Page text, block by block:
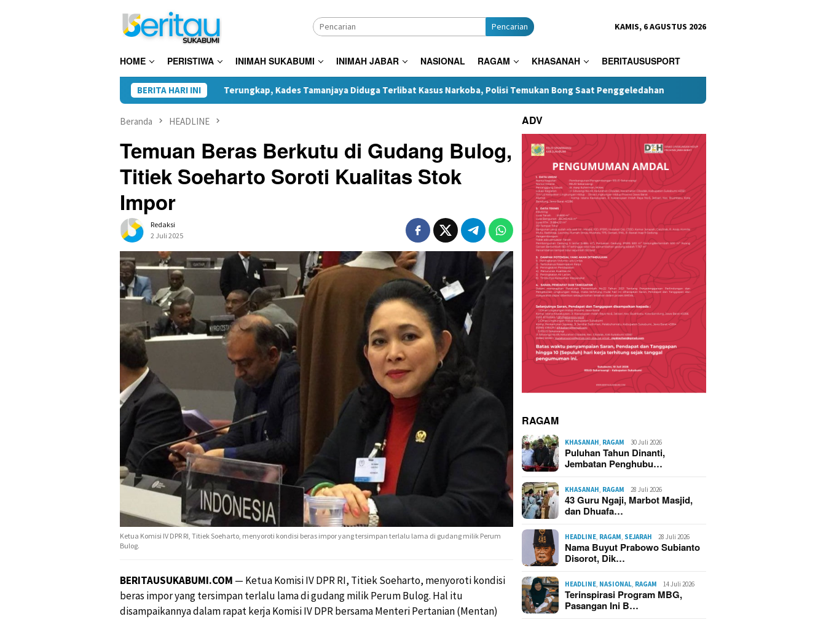
Pencarian KAMIS, 6 AGUSTUS 2026
HOME PERISTIWA INIMAH SUKABUMI INIMAH JABAR NASIONAL RAGAM KHASANAH BERITAUSUSPORT
BERITA HARI INI
Terungkap, Kades Tamanjaya Diduga Terlibat Kasus Narkoba, Polisi Temukan Bong Saat Penggeledahan Kini Donasi Pakaian untuk Korban Kebakaran
Beranda HEADLINE
Temuan Beras Berkutu di Gudang Bulog,
Titiek Soeharto Soroti Kualitas Stok
Impor
Redaksi
2 Juli 2025
Ketua Komisi IV DPR RI, Titiek Soeharto, menyoroti kondisi beras impor yang tersimpan terlalu lama di gudang milik Perum
Bulog.
BERITAUSUKABUMI.COM — Ketua Komisi IV DPR RI, Titiek Soeharto, menyoroti kondisi
beras impor yang tersimpan terlalu lama di gudang milik Perum Bulog. Hal itu
disampaikannya dalam rapat kerja Komisi IV DPR bersama Menteri Pertanian (Mentan)
ADV
RAGAM
KHASANAH, RAGAM 30 Juli 2026
Puluhan Tahun Dinanti,
Jembatan Penghubu…
KHASANAH, RAGAM 28 Juli 2026
43 Guru Ngaji, Marbot Masjid,
dan Dhuafa…
HEADLINE, RAGAM, SEJARAH 28 Juli 2026
Nama Buyut Prabowo Subianto
Disorot, Dik…
HEADLINE, NASIONAL, RAGAM 14 Juli 2026
Terinspirasi Program MBG,
Pasangan Ini B…